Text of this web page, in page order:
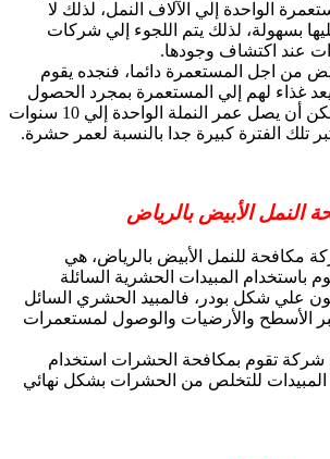
الواحدة إلي الآلاف النمل، لذلك لا
بسهولة، لذلك يتم اللجوء إلي شركات
عند اكتشاف وجودها.
من اجل المستعمرة دائما، فنجده يقوم
غذاء لهم إلي المستعمرة بمجرد الحصول
عليه، فمن الممكن أن يصل عمر النملة الواحدة إلي 10 سنوات
تلك الفترة كبيرة جدا بالنسبة لعمر حشرة.
النمل الأبيض بالرياض
مكافحة للنمل الأبيض بالرياض، هي
باستخدام المبيدات الحشرية السائلة
علي شكل بودر، فالمبيد الحشري السائل
الأسطح والأرضيات والوصول لمستعمرات
شركة تقوم بمكافحة الحشرات استخدام
المبيدات للتخلص من الحشرات بشكل نهائي